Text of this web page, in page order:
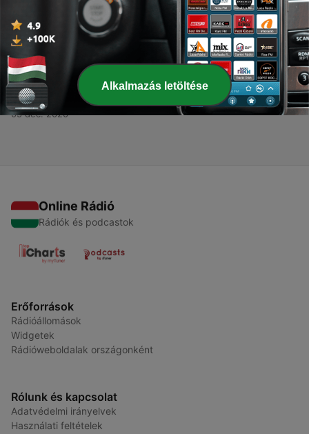
About Style and Lifestyle
19 dec. 2020
Episode 2 : Friendship Stories
12 dec. 2020
1 - First Episode: Apa Kabar Sas?
05 dec. 2020
Online Rádió
Rádiók és podcastok
Erőforrások
Rádióállomások
Widgetek
Rádióweboldalak országonként
Rólunk és kapcsolat
Adatvédelmi irányelvek
Használati feltételek
Alkalmazás letöltése